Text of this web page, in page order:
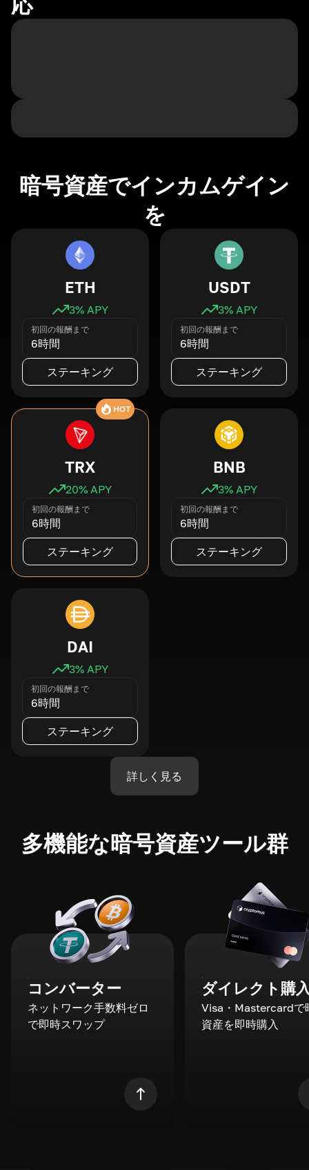
暗号資産でインカムゲイン
を
ETH
3% APY
初回の報酬まで
6時間
ステーキング
USDT
3% APY
初回の報酬まで
6時間
ステーキング
HOT
TRX
20% APY
初回の報酬まで
6時間
ステーキング
BNB
3% APY
初回の報酬まで
6時間
ステーキング
DAI
3% APY
初回の報酬まで
6時間
ステーキング
詳しく見る
多機能な暗号資産ツール群
コンバーター
ネットワーク手数料ゼロ
で即時スワップ
ダイレクト購
Visa・Mastercardで
資産を即時購入